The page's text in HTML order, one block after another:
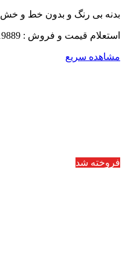
بدنه بی رنگ و بدون خط و خش
استعلام قیمت و فروش : 09381119889
مشاهده سریع
فروخته شد